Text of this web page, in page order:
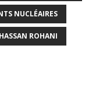
NUCLÉAIRES
HASSAN ROHANI